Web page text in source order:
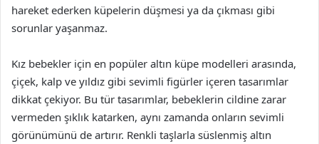
hareket ederken küpelerin düşmesi ya da çıkması gibi
sorunlar yaşanmaz.
Kız bebekler için en popüler altın küpe modelleri arasında,
çiçek, kalp ve yıldız gibi sevimli figürler içeren tasarımlar
dikkat çekiyor. Bu tür tasarımlar, bebeklerin cildine zarar
vermeden şıklık katarken, aynı zamanda onların sevimli
görünümünü de artırır. Renkli taşlarla süslenmiş altın